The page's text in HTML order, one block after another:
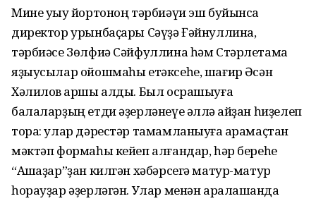
Мине уҡыу йортоноң тәрбиәүи эш буйынса
директор урынбаҫары Сәүҙә Ғәйнуллина,
тәрбиәсе Зөлфиә Сәйфуллина һәм Стәрлетамаҡ
яҙыусылар ойошмаһы етәксеһе, шағир Әҡсән
Хәлилов ҡаршы алды. Был осрашыуға
балаларҙың етди әҙерләнеүе әллә ҡайҙан һиҙелеп
тора: улар дәрестәр тамамланыуға ҡарамаҫтан
мәктәп формаһы кейеп алғандар, һәр береһе
“Ашҡаҙар”ҙан килгән хәбәрсегә матур-матур
һорауҙар әҙерләгән. Улар менән аралашҡанда